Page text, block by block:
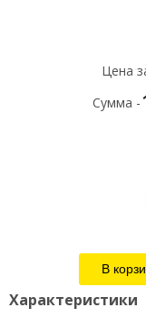
Цена
Сумма -